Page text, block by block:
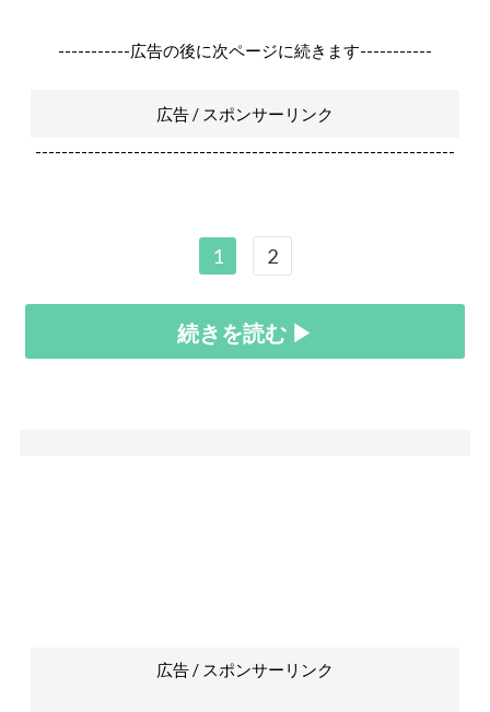
-----------広告の後に次ページに続きます-----------
広告 / スポンサーリンク
----------------------------------------------------------------
1 2
続きを読む ▶
広告 / スポンサーリンク